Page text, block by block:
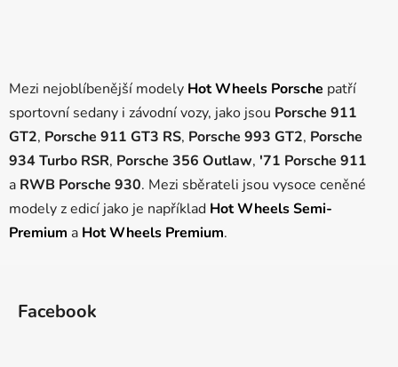
Mezi nejoblíbenější modely Hot Wheels Porsche patří
sportovní sedany i závodní vozy, jako jsou Porsche 911
GT2, Porsche 911 GT3 RS, Porsche 993 GT2, Porsche
934 Turbo RSR, Porsche 356 Outlaw, '71 Porsche 911
a RWB Porsche 930. Mezi sběrateli jsou vysoce ceněné
modely z edicí jako je například Hot Wheels Semi-
Premium a Hot Wheels Premium.
Facebook